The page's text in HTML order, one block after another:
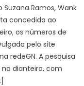
Ramos, Wank
concedida ao
os números de
pelo site
redeGN. A pesquisa
dianteira, com